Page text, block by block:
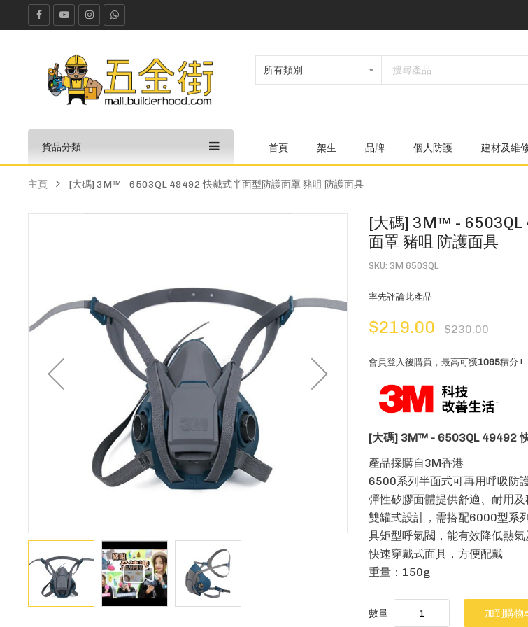
貨品分類 首頁 架生 品牌 個人防護 建材及維
主頁 [大碼] 3M™ - 6503QL 49492 快戴式半面型防護面罩 豬咀 防護面具
[大碼] 3M™ - 6503QL
面罩 豬咀 防護面具
SKU 3M 6503QL
率先評論此產品
$219.00 $230.00
會員登入後購買，最高可獲1095積分 !
[大碼] 3M™ - 6503QL 49492
產品採購自3M香港
6500系列半面式可再用呼吸防
彈性矽膠面體提供舒適、耐用
雙罐式設計，需搭配6000型系
具矩型呼氣閥，能有效降低熱
快速穿戴式面具，方便配戴
重量：150g
數量 加到購物